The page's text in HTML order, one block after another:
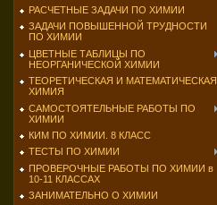
РАСЧЕТНЫЕ ЗАДАЧИ ПО ХИМИИ
ЗАДАЧИ ПОВЫШЕННОЙ ТРУДНОСТИ
ПО ХИМИИ
ЦВЕТНЫЕ ТАБЛИЦЫ ПО
НЕОРГАНИЧЕСКОЙ ХИМИИ
ТЕОРЕТИЧЕСКАЯ И МАТЕМАТИЧЕСКАЯ
ХИМИЯ
САМОСТОЯТЕЛЬНЫЕ РАБОТЫ ПО
ХИМИИ
КИМ ПО ХИМИИ. 8 КЛАСС
ТЕСТЫ ПО ХИМИИ
ПРОВЕРОЧНЫЕ РАБОТЫ ПО ХИМИИ в
10-11 КЛАССАХ
ЗАНИМАТЕЛЬНО О ХИМИИ